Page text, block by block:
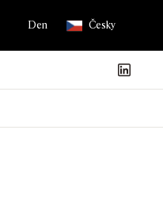
Den Česky
Náš Facebook
GASK Instagram
GASK